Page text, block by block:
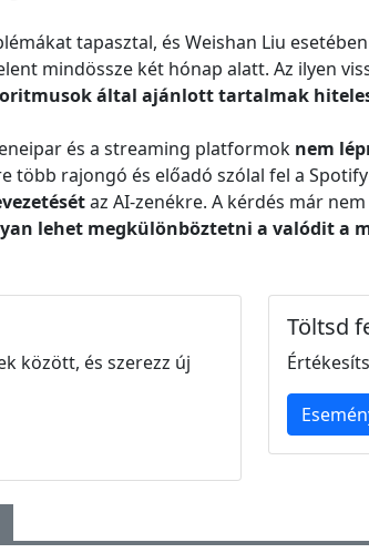
tapasztal, és Weishan Liu
mindössze két hónap alatt. Az ilyen
által ajánlott tartalmak
és a streaming platformok nem
több rajongó és előadó szólal fel a
az AI-zenékre. A kérdés már
lehet megkülönböztetni a valódit a
között, és szerezz új
Töltsd